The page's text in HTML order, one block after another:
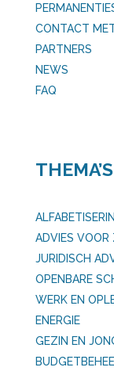
CONTACT
PARTNERS
NEWS
FAQ
THEMA’S
ADVIES VOOR
JURIDISCH
OPENBARE
WERK EN
ENERGIE
GEZIN EN